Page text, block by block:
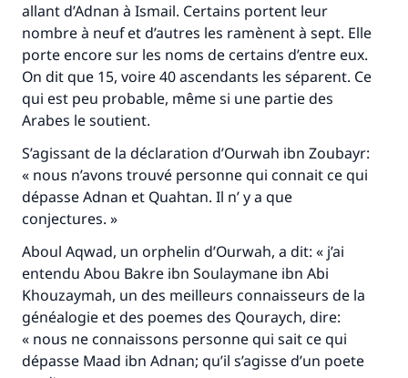
allant d’Adnan à Ismail. Certains portent leur
nombre à neuf et d’autres les ramènent à sept. Elle
porte encore sur les noms de certains d’entre eux.
On dit que 15, voire 40 ascendants les séparent. Ce
qui est peu probable, même si une partie des
Arabes le soutient.
S’agissant de la déclaration d’Ourwah ibn Zoubayr:
« nous n’avons trouvé personne qui connait ce qui
dépasse Adnan et Quahtan. Il n’ y a que
conjectures. »
Aboul Aqwad, un orphelin d’Ourwah, a dit: « j’ai
entendu Abou Bakre ibn Soulaymane ibn Abi
Khouzaymah, un des meilleurs connaisseurs de la
généalogie et des poemes des Qouraych, dire:
« nous ne connaissons personne qui sait ce qui
dépasse Maad ibn Adnan; qu’il s’agisse d’un poete